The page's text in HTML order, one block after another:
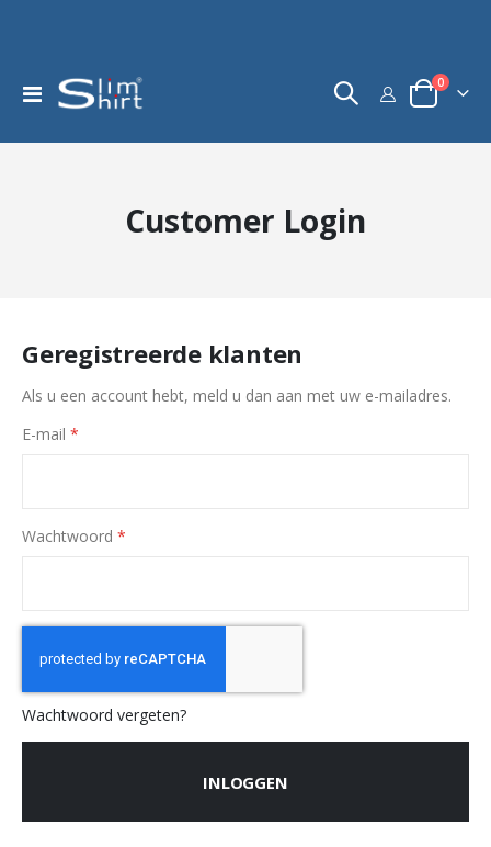
Toggle
Nav
kar
0
Customer Login
Geregistreerde klanten
Als u een account hebt, meld u dan aan met uw e-mailadres.
E-mail
Wachtwoord
Wachtwoord vergeten?
INLOGGEN